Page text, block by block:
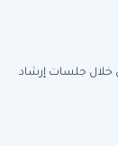
خلال جلسات إرشاد